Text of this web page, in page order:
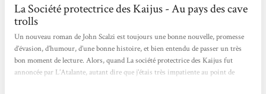
La Société protectrice des Kaijus - Au pays des cave
trolls
Un nouveau roman de John Scalzi est toujours une bonne nouvelle, promesse
d’évasion, d’humour, d’une bonne histoire, et bien entendu de passer un très
bon moment de lecture. Alors, quand La société protectrice des Kaijus fut
annoncée par L’Atalante, autant dire que j’étais très impatiente au point de